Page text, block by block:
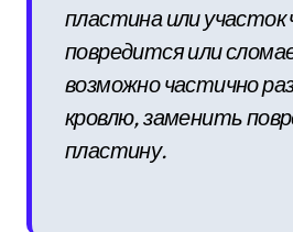
пластина или участок
повредится или
возможно частично
кровлю, заменить
пластину.